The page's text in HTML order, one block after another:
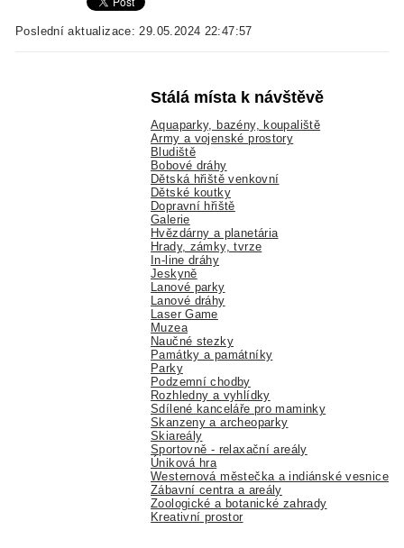
Poslední aktualizace: 29.05.2024 22:47:57
Stálá místa k návštěvě
Aquaparky, bazény, koupaliště
Army a vojenské prostory
Bludiště
Bobové dráhy
Dětská hřiště venkovní
Dětské koutky
Dopravní hřiště
Galerie
Hvězdárny a planetária
Hrady, zámky, tvrze
In-line dráhy
Jeskyně
Lanové parky
Lanové dráhy
Laser Game
Muzea
Naučné stezky
Památky a památníky
Parky
Podzemní chodby
Rozhledny a vyhlídky
Sdílené kanceláře pro maminky
Skanzeny a archeoparky
Skiareály
Sportovně - relaxační areály
Úniková hra
Westernová městečka a indiánské vesnice
Zábavní centra a areály
Zoologické a botanické zahrady
Kreativní prostor